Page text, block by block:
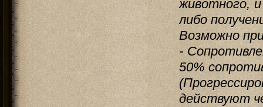
животного,
либо
Возможно
-
50%
действуют